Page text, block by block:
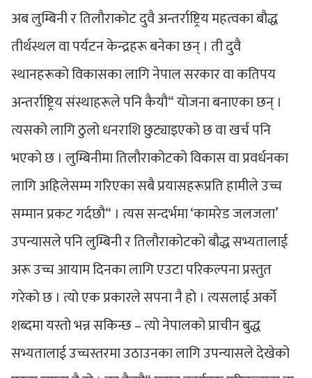
अब लुम्बिनी र तिलौराकोट दुवै अन्तर्राष्ट्रिय महत्वका बौद्ध
तीर्थस्थल वा पर्यटन केन्द्रहरू बनेका छन् । ती दुवै
स्थानहरूको विकासका लागि नेपाल सरकार वा कतिपय
अन्तर्राष्ट्रिय संस्थाहरूले पनि कैयौ“ योजना बनाएका छन् ।
त्यसको लागि ठुलो धनराशि छुट्याइएको छ वा खर्च पनि
भएको छ । लुम्बिनीमा तिलौराकोटको विकास वा प्रवर्धनका
लागि अहिलेसम्म गरिएका सबै प्रयासहरूप्रति हामीले उच्च
सम्मान प्रकट गर्दछौ“ । त्यस सन्दर्भमा ‘कामरेड जलजला’
उपन्यासले पनि लुम्बिनी र तिलौराकोटको बौद्ध सभ्यतालाई
अरू उच्च आयाम दिनका लागि एउटा परिकल्पना प्रस्तुत
गरेको छ । त्यो एक प्रकारले सपना नै हो । त्यसलाई अर्को
शब्दमा यस्तो भन्न सकिन्छ – त्यो नेपालको प्राचीन बुद्ध
सभ्यतालाई उच्चस्तरमा उठाउनका लागि उपन्यासले देखेको